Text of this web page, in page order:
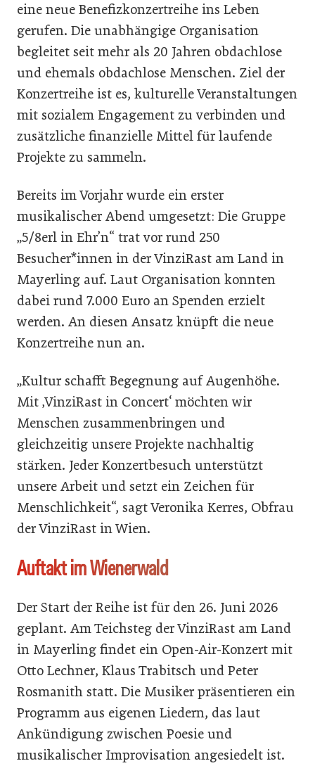
eine neue Benefizkonzertreihe ins Leben
gerufen. Die unabhängige Organisation
begleitet seit mehr als 20 Jahren obdachlose
und ehemals obdachlose Menschen. Ziel der
Konzertreihe ist es, kulturelle Veranstaltungen
mit sozialem Engagement zu verbinden und
zusätzliche finanzielle Mittel für laufende
Projekte zu sammeln.
Bereits im Vorjahr wurde ein erster
musikalischer Abend umgesetzt: Die Gruppe
„5/8erl in Ehr’n“ trat vor rund 250
Besucher*innen in der VinziRast am Land in
Mayerling auf. Laut Organisation konnten
dabei rund 7.000 Euro an Spenden erzielt
werden. An diesen Ansatz knüpft die neue
Konzertreihe nun an.
„Kultur schafft Begegnung auf Augenhöhe.
Mit ‚VinziRast in Concert‘ möchten wir
Menschen zusammenbringen und
gleichzeitig unsere Projekte nachhaltig
stärken. Jeder Konzertbesuch unterstützt
unsere Arbeit und setzt ein Zeichen für
Menschlichkeit“, sagt Veronika Kerres, Obfrau
der VinziRast in Wien.
Auftakt im Wienerwald
Der Start der Reihe ist für den 26. Juni 2026
geplant. Am Teichsteg der VinziRast am Land
in Mayerling findet ein Open-Air-Konzert mit
Otto Lechner, Klaus Trabitsch und Peter
Rosmanith statt. Die Musiker präsentieren ein
Programm aus eigenen Liedern, das laut
Ankündigung zwischen Poesie und
musikalischer Improvisation angesiedelt ist.